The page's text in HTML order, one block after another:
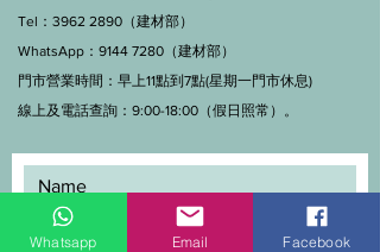
Tel：3962 2890（建材部）
WhatsApp：9144 7280（建材部）
門市營業時間：早上11點到7點(星期一門市休息)
線上及電話查詢：9:00-18:00（假日照常）。
Whatsapp Email Facebook